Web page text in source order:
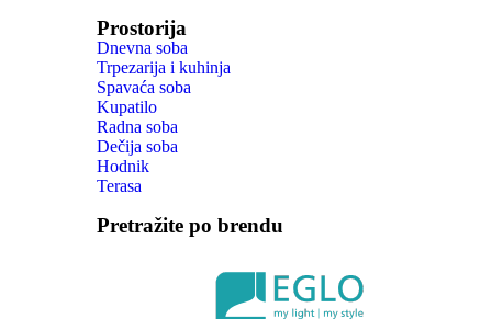
Prostorija
Dnevna soba
Trpezarija i kuhinja
Spavaća soba
Kupatilo
Radna soba
Dečija soba
Hodnik
Terasa
Pretražite po brendu